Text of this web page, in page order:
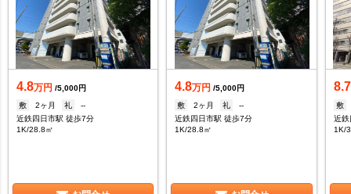
4.8万円 /5,000円
敷
2ヶ月 礼
--
近鉄四日市駅 徒歩7分
1K/28.8㎡
4.8万円 /5,000円
敷
2ヶ月 礼
--
近鉄四日市駅 徒歩7分
1K/28.8㎡
8.7
敷
近鉄
1K/